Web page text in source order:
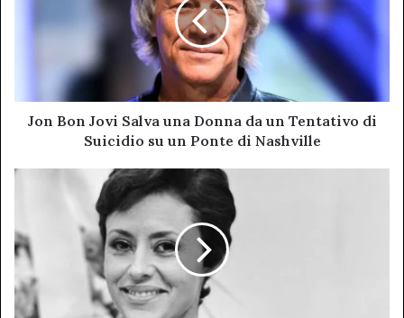
Tentativo
un
Nashville
Jon Bon Jovi Salva una Donna da un Tentativo di
Suicidio su un Ponte di Nashville
Addio
Valente,
Icona
della
Musica
Italiana: